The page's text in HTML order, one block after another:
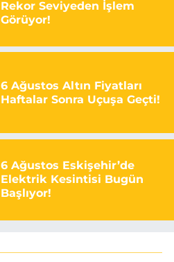
Rekor Seviyeden İşlem
Görüyor!
6 Ağustos Altın Fiyatları
Haftalar Sonra Uçuşa Geçti!
6 Ağustos Eskişehir’de
Elektrik Kesintisi Bugün
Başlıyor!